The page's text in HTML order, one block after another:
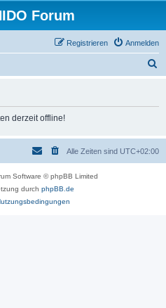
Forum
Anmelden
Registrieren
derzeit offline!
Alle Zeiten sind UTC+02:00
Software © phpBB Limited
durch phpBB.de